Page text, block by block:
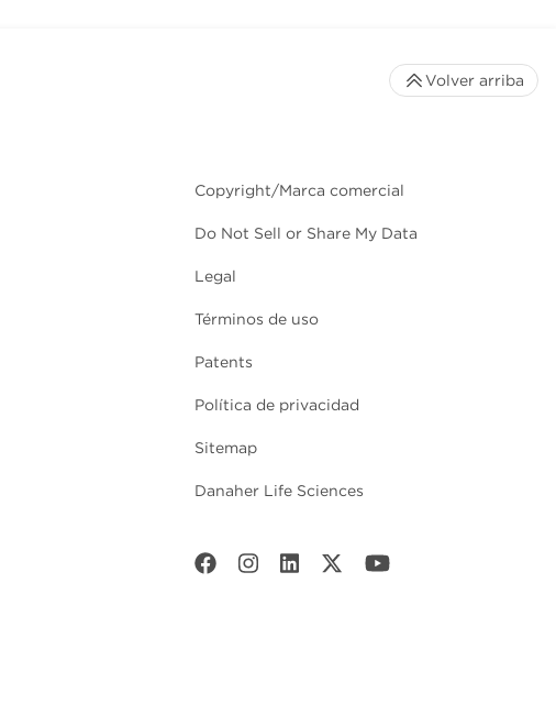
Copyright/Marca comercial
Do Not Sell or Share My Data
Legal
Términos de uso
Patents
Política de privacidad
Sitemap
Danaher Life Sciences
Volver arriba